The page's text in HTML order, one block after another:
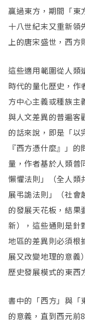
贏過東方，期間「東
十八世紀末又重新領
上的唐宋盛世，西方
這些適用範圍從人類
時代的量化歷史，作
方中心主義或種族主
與人文差異的普遍客
的話來說，即是「以
『西方憑什麼』」
量，作者基於人類普
懶懼法則」（全人類
展弔詭法則」（社會
的發展天花板，結果
新），這些通則是針
地區的差異則必須根
展又改變地理的意義
歷史發展模式的東西
書中的「西方」與「
的意義，直到西元